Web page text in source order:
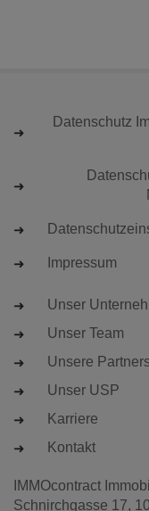
Datenschutz
Impressum
Unser
Unser Team
Unsere
Unser USP
Karriere
Kontakt
IMMOcontract
Schnirchgasse 17,